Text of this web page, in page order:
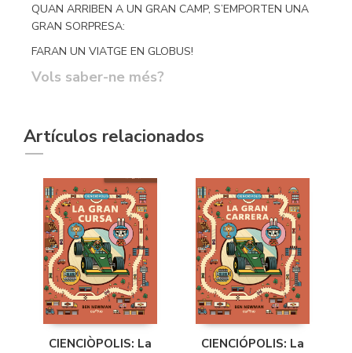
QUAN ARRIBEN A UN GRAN CAMP, S’EMPORTEN UNA
GRAN SORPRESA:
FARAN UN VIATGE EN GLOBUS!
Vols saber-ne més?
Artículos relacionados
CIENCIÒPOLIS: La
CIENCIÓPOLIS: La